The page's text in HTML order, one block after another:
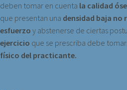
deben tomar en cuenta la calidad
que presentan una densidad baja no
esfuerzo y abstenerse de ciertas
ejercicio que se prescriba debe
físico del practicante.